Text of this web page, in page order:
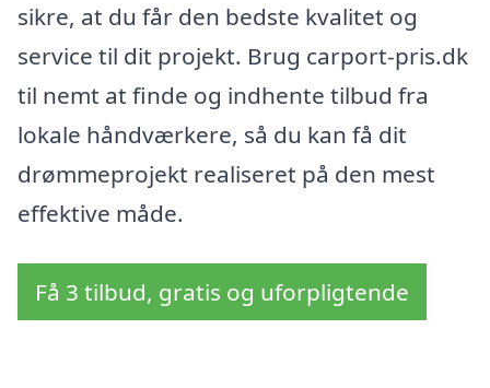
sikre, at du får den bedste kvalitet og
service til dit projekt. Brug carport-pris.dk
til nemt at finde og indhente tilbud fra
lokale håndværkere, så du kan få dit
drømmeprojekt realiseret på den mest
effektive måde.
Få 3 tilbud, gratis og uforpligtende